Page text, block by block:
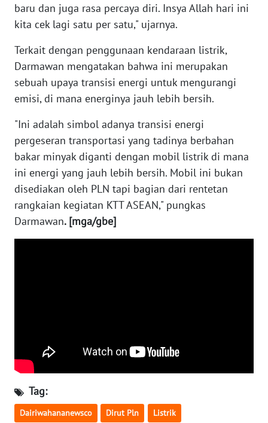
baru dan juga rasa percaya diri. Insya Allah hari ini
kita cek lagi satu per satu," ujarnya.
Terkait dengan penggunaan kendaraan listrik,
Darmawan mengatakan bahwa ini merupakan
sebuah upaya transisi energi untuk mengurangi
emisi, di mana energinya jauh lebih bersih.
"Ini adalah simbol adanya transisi energi
pergeseran transportasi yang tadinya berbahan
bakar minyak diganti dengan mobil listrik di mana
ini energi yang jauh lebih bersih. Mobil ini bukan
disediakan oleh PLN tapi bagian dari rentetan
rangkaian kegiatan KTT ASEAN," pungkas
Darmawan. [mga/gbe]
Tag:
Dairiwahananewsco Dirut Pln Listrik
WN
SUMSEL
BENGKULU
WN
WN
JATENG
WN
NUSANTARA
WN
WN
WN